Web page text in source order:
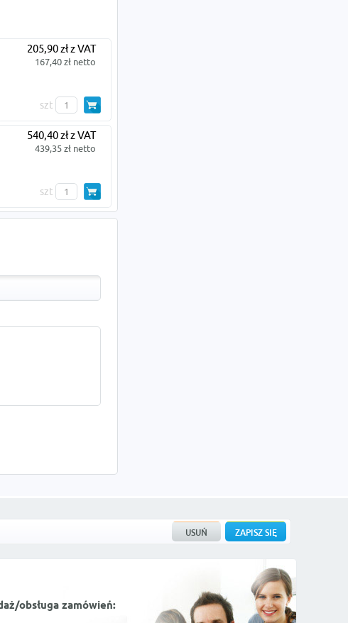
205,90 zł z VAT
167,40 zł netto
szt
540,40 zł z VAT
439,35 zł netto
szt
obsługa zamówień: